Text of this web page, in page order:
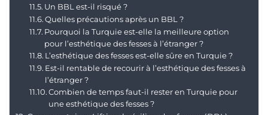
Un BBL est-il risqué ?
Quelles précautions après un BBL ?
Pourquoi la Turquie est-elle la meilleure option
pour l’esthétique des fesses à l’étranger ?
L’esthétique des fesses est-elle sûre en Turquie ?
Est-il rentable de recourir à l’esthétique des fesses à
l’étranger ?
Combien de temps faut-il rester en Turquie pour
une esthétique des fesses ?